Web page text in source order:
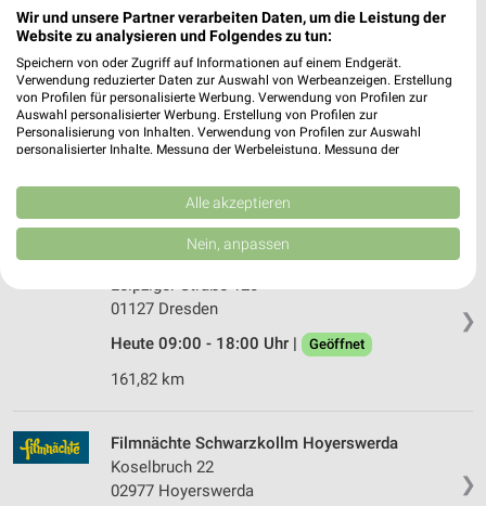
164,78 km
Salamon Reisen Dresden
Eisenberger Str. 3
01127 Dresden
❯
Verkehrsverbund Oberelbe Dresden
Leipziger Straße 120
01127 Dresden
Heute 09:00 - 18:00 Uhr |
Geöffnet
161,82 km
❯
Filmnächte Schwarzkollm Hoyerswerda
Koselbruch 22
02977 Hoyerswerda
Wir und unsere Partner verarbeiten Daten, um die Leistung der
Website zu analysieren und Folgendes zu tun:
Speichern von oder Zugriff auf Informationen auf einem Endgerät.
Verwendung reduzierter Daten zur Auswahl von Werbeanzeigen. Erstellung
von Profilen für personalisierte Werbung. Verwendung von Profilen zur
Auswahl personalisierter Werbung. Erstellung von Profilen zur
Personalisierung von Inhalten. Verwendung von Profilen zur Auswahl
personalisierter Inhalte. Messung der Werbeleistung. Messung der
Kombinationen von Daten aus verschiedenen Quellen. Entwicklung und
Verbesserung der Angebote. Verwendung reduzierter Daten zur Auswahl
von Inhalten.
Daten können außerhalb der Europäischen Union weitergegeben und in die
USA gesendet werden.
Website/App.
Wir nutzen Ihre Daten für folgende Zwecke:
IAB-Verarbeitungszwecke:
auf einem Endgerät
Verwendung reduzierter Daten zur Auswahl von
Werbeanzeigen
Alle akzeptieren
Nein, anpassen